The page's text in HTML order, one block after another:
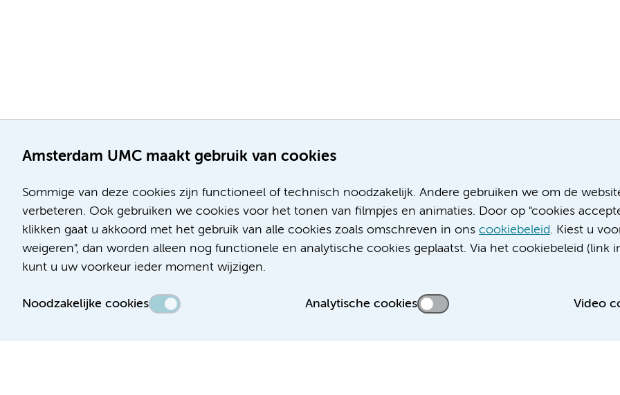
Amsterdam UMC maakt gebruik van cookies
Sommige van deze cookies zijn functioneel of technisch noodzakelijk. Andere gebruiken we om de
verbeteren. Ook gebruiken we cookies voor het tonen van filmpjes en animaties. Door op "cookies
klikken gaat u akkoord met het gebruik van alle cookies zoals omschreven in ons cookiebeleid. Kiest u
weigeren", dan worden alleen nog functionele en analytische cookies geplaatst. Via het cookiebeleid (link
kunt u uw voorkeur ieder moment wijzigen.
Noodzakelijke cookies Analytische cookies Video
Meibergdreef 9
1105 AZ Amsterdam
Telefoon:
De Boelelaan 1117
1081 HV Amsterdam
Telefoon:
Nieuws